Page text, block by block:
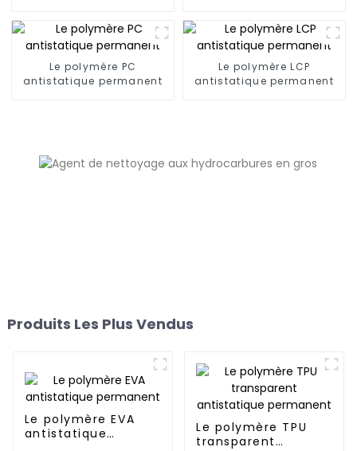
Le polymère PC
antistatique permanent
Le polymère LCP
antistatique permanent
Produits Les Plus Vendus
Le polymère EVA
antistatique
Le polymère TPU
transparent